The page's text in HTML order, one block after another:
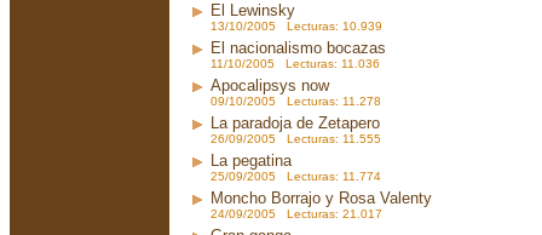
El Lewinsky
13/10/2005 Lecturas: 10.939
El nacionalismo bocazas
11/10/2005 Lecturas: 11.036
Apocalipsys now
09/10/2005 Lecturas: 11.278
La paradoja de Zetapero
26/09/2005 Lecturas: 11.555
La pegatina
25/09/2005 Lecturas: 11.774
Moncho Borrajo y Rosa Valenty
24/09/2005 Lecturas: 21.017